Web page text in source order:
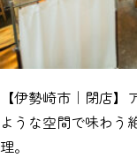
【伊勢崎市｜閉店
ような空間で味わう
理。